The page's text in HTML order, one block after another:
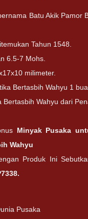
Batu Akik Pamor
Tahun 1548.
6.5-7 Mohs.
milimeter.
Bertasbih Wahyu 1
Bertasbih Wahyu dari
Minyak Pusaka
Wahyu
Produk Ini
Pusaka